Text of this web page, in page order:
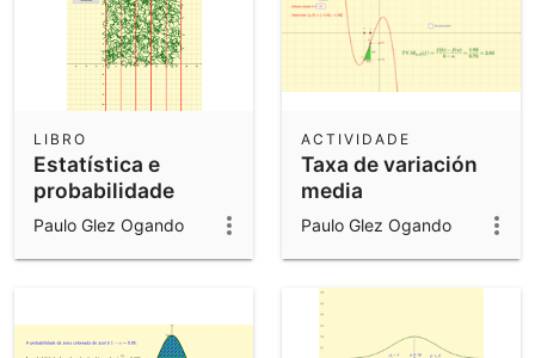
Estatística e
probabilidade
LIBRO
Paulo Glez Ogando
Taxa de variación
media
ACTIVIDADE
Paulo Glez Ogando